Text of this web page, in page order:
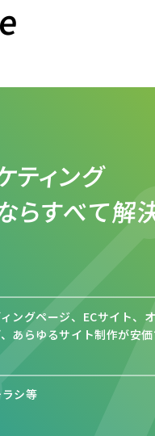
ティング
らすべて解
ングページ、ECサイト、
あらゆるサイト制作が安
シ等